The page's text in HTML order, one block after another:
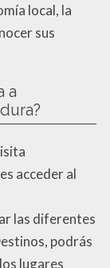
local, la
sus
a
acceder al
las diferentes
podrás
lugares